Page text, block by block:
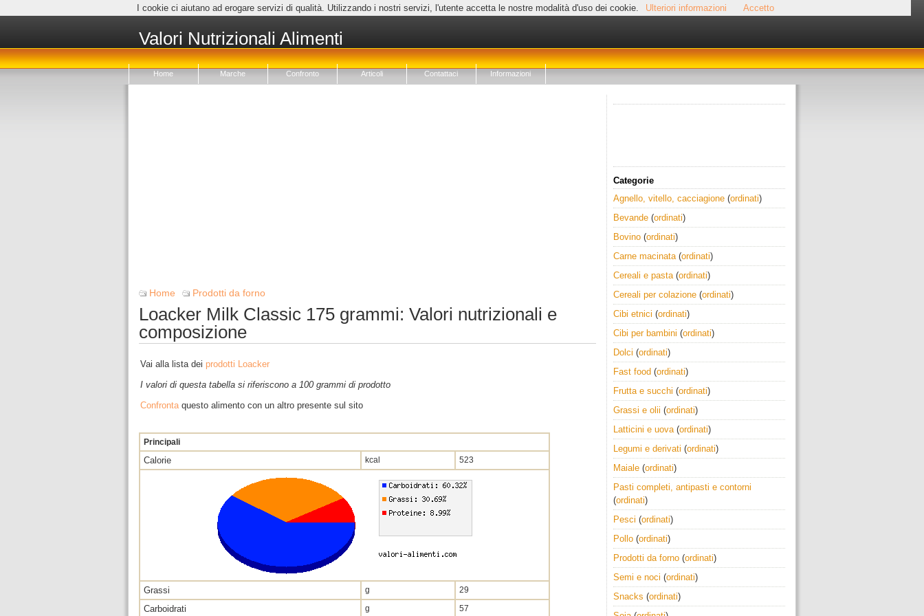
I cookie ci aiutano ad erogare servizi di qualità. Utilizzando i nostri servizi, l'utente accetta le nostre modalità d'uso dei cookie. Ulteriori informazioni Accetto
Valori Nutrizionali Alimenti
Home Marche Confronto Articoli Contattaci Informazioni
Home Prodotti da forno
Loacker Milk Classic 175 grammi: Valori nutrizionali e
composizione
Vai alla lista dei prodotti Loacker
I valori di questa tabella si riferiscono a 100 grammi di prodotto
Confrontaquesto alimento con un altro presente sul sito
Principali
Calorie kcal 523
Grassi g 29
Carboidrati g 57
Categorie
Agnello, vitello, cacciagione (ordinati)
Bevande (ordinati)
Bovino (ordinati)
Carne macinata(ordinati)
Cereali e pasta(ordinati)
Cereali per colazione (ordinati)
Cibi etnici (ordinati)
Cibi per bambini (ordinati)
Dolci (ordinati)
Fast food (ordinati)
Frutta e succhi (ordinati)
Grassi e olii (ordinati)
Latticini e uova(ordinati)
Legumi e derivati (ordinati)
Maiale (ordinati)
Pasti completi, antipasti e contorni
(ordinati)
Pesci (ordinati)
Pollo (ordinati)
Prodotti da forno (ordinati)
Semi e noci (ordinati)
Snacks (ordinati)